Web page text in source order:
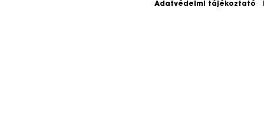
Adatvédelmi tájékoztató